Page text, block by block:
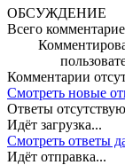
ОБСУЖДЕНИЕ
Всего
Комментарии
Смотреть новые
Ответы
Идёт загрузка...
Смотреть ответы
Идёт отправка...